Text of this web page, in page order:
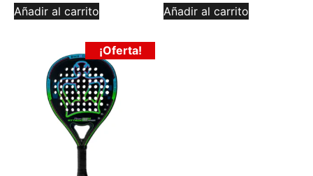
Añadir al carrito Añadir al carrito
¡Oferta!